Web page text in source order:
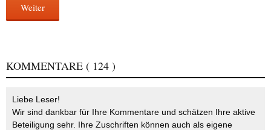
Weiter
KOMMENTARE ( 124 )
Liebe Leser!
Wir sind dankbar für Ihre Kommentare und schätzen Ihre aktive
Beteiligung sehr. Ihre Zuschriften können auch als eigene